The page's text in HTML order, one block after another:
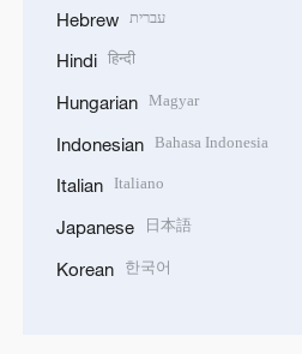
Hebrew עברית
Hindi हिन्दी
Hungarian Magyar
Indonesian Bahasa Indonesia
Italian Italiano
Japanese 日本語
Korean 한국어